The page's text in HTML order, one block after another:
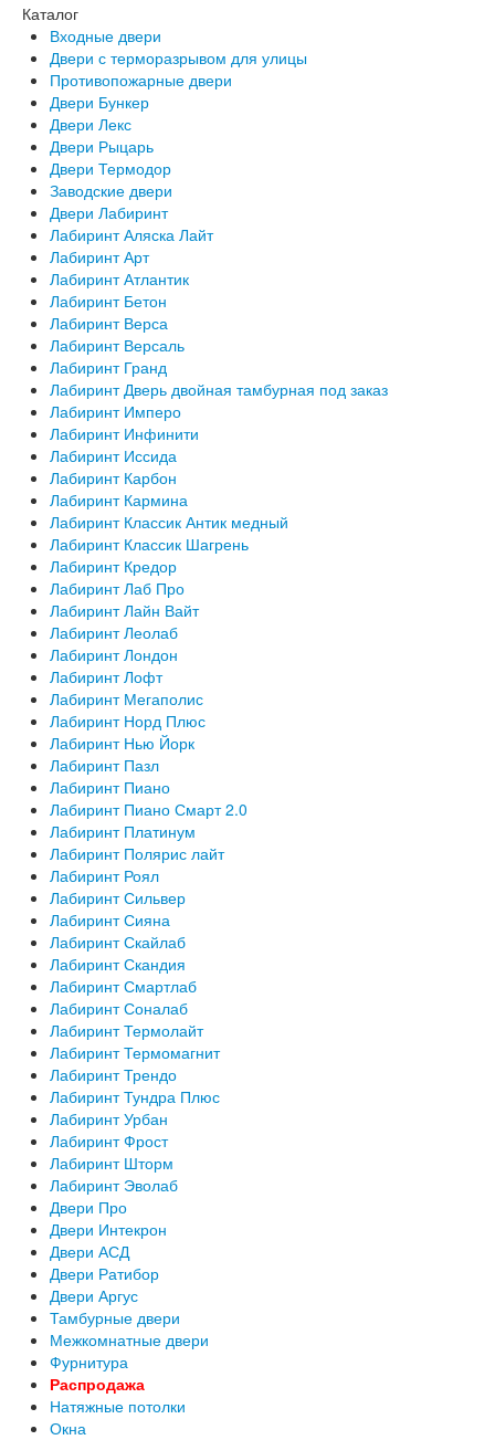
Каталог
Входные двери
Двери с терморазрывом для улицы
Противопожарные двери
Двери Бункер
Двери Лекс
Двери Рыцарь
Двери Термодор
Заводские двери
Двери Лабиринт
Лабиринт Аляска Лайт
Лабиринт Арт
Лабиринт Атлантик
Лабиринт Бетон
Лабиринт Верса
Лабиринт Версаль
Лабиринт Гранд
Лабиринт Дверь двойная тамбурная под заказ
Лабиринт Имперо
Лабиринт Инфинити
Лабиринт Иссида
Лабиринт Карбон
Лабиринт Кармина
Лабиринт Классик Антик медный
Лабиринт Классик Шагрень
Лабиринт Кредор
Лабиринт Лаб Про
Лабиринт Лайн Вайт
Лабиринт Леолаб
Лабиринт Лондон
Лабиринт Лофт
Лабиринт Мегаполис
Лабиринт Норд Плюс
Лабиринт Нью Йорк
Лабиринт Пазл
Лабиринт Пиано
Лабиринт Пиано Смарт 2.0
Лабиринт Платинум
Лабиринт Полярис лайт
Лабиринт Роял
Лабиринт Сильвер
Лабиринт Сияна
Лабиринт Скайлаб
Лабиринт Скандия
Лабиринт Смартлаб
Лабиринт Соналаб
Лабиринт Термолайт
Лабиринт Термомагнит
Лабиринт Трендо
Лабиринт Тундра Плюс
Лабиринт Урбан
Лабиринт Фрост
Лабиринт Шторм
Лабиринт Эволаб
Двери Про
Двери Интекрон
Двери АСД
Двери Ратибор
Двери Аргус
Тамбурные двери
Межкомнатные двери
Фурнитура
Распродажа
Натяжные потолки
Окна